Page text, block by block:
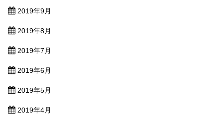
2019年9月
2019年8月
2019年7月
2019年6月
2019年5月
2019年4月